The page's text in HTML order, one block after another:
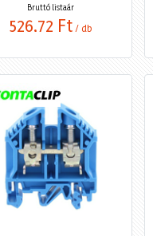
Bruttó listaár
526,72 Ft / db